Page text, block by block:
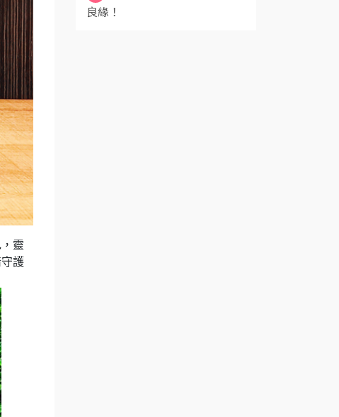
靈
護
良緣！